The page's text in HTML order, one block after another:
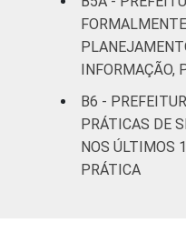
500 mil
E
PORTE
Até 5
Norte -
INFORMAÇÃO,
B6 -
PRÁTICAS DE
NOS ÚLTIMOS
PRÁTICA